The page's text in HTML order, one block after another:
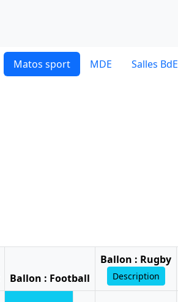
Matos sport MDE Salles BdE
Ballon : Football
Ballon : Rugby
Description